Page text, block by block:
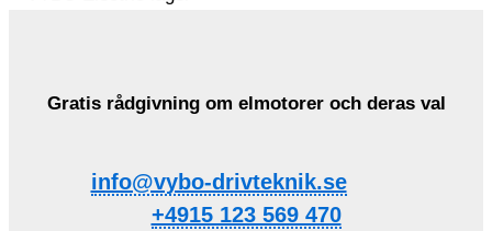
Gratis rådgivning om elmotorer och deras val
info@vybo-drivteknik.se
+4915 123 569 470